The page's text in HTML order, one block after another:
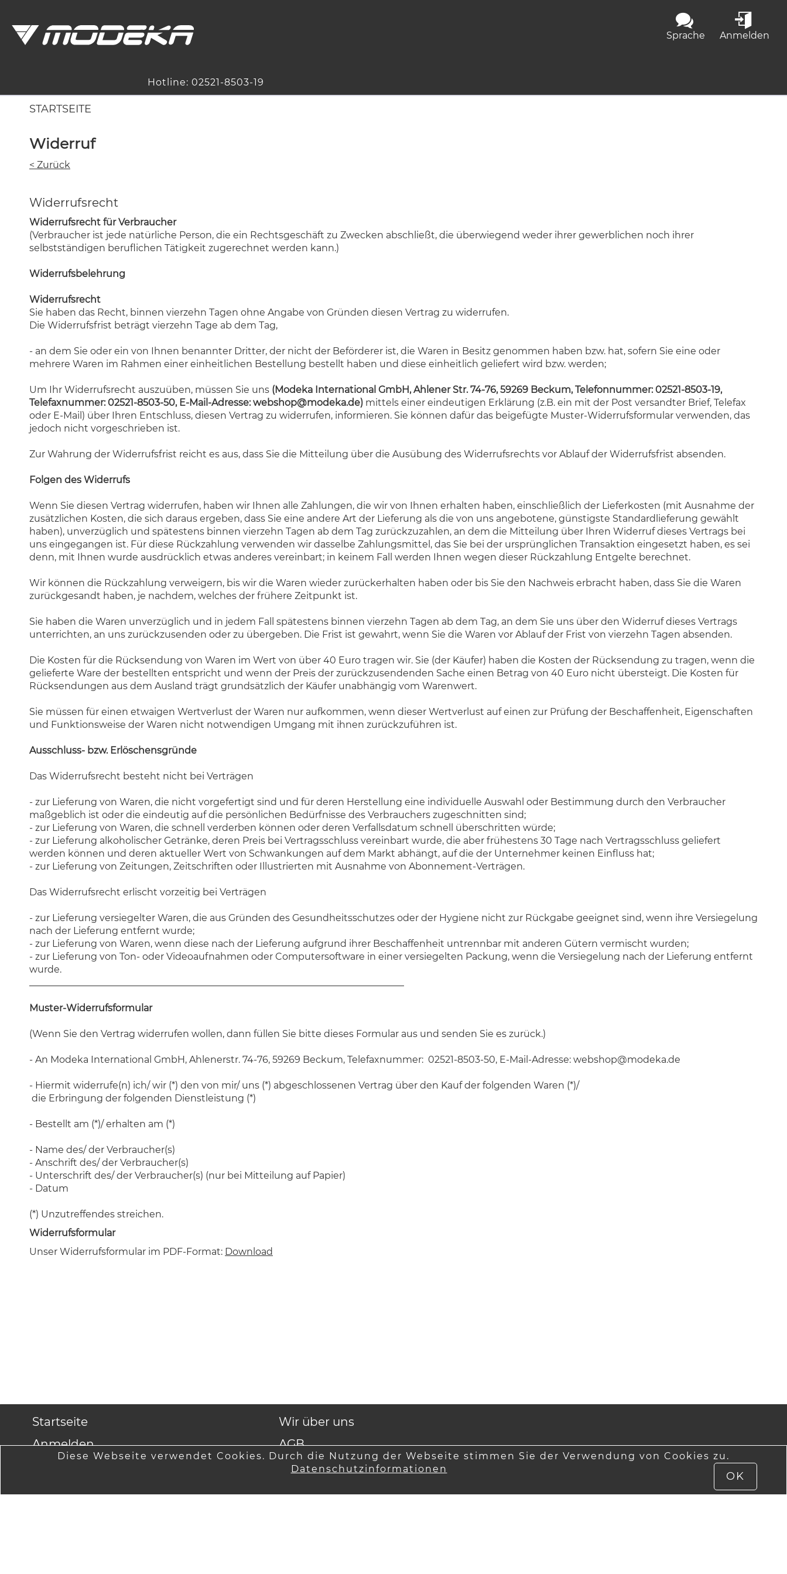
Diese Webseite verwendet Cookies. Durch die Nutzung der Webseite stimmen Sie der Verwendung von Cookies zu.
Datenschutzinformationen
OK
Sprache Anmelden
Hotline: 02521-8503-19
STARTSEITE
Widerruf
< Zurück
Widerrufsrecht
Widerrufsrecht für Verbraucher
(Verbraucher ist jede natürliche Person, die ein Rechtsgeschäft zu Zwecken abschließt, die überwiegend weder ihrer gewerblichen noch ihrer
selbstständigen beruflichen Tätigkeit zugerechnet werden kann.)
Widerrufsbelehrung
Widerrufsrecht
Sie haben das Recht, binnen vierzehn Tagen ohne Angabe von Gründen diesen Vertrag zu widerrufen.
Die Widerrufsfrist beträgt vierzehn Tage ab dem Tag,
- an dem Sie oder ein von Ihnen benannter Dritter, der nicht der Beförderer ist, die Waren in Besitz genommen haben bzw. hat, sofern Sie eine oder
mehrere Waren im Rahmen einer einheitlichen Bestellung bestellt haben und diese einheitlich geliefert wird bzw. werden;
Um Ihr Widerrufsrecht auszuüben, müssen Sie uns (Modeka International GmbH, Ahlener Str. 74-76, 59269 Beckum, Telefonnummer: 02521-8503-19,
Telefaxnummer: 02521-8503-50, E-Mail-Adresse:webshop@modeka.de) mittels einer eindeutigen Erklärung (z.B. ein mit der Post versandter Brief, Telefax
oder E-Mail) über Ihren Entschluss, diesen Vertrag zu widerrufen, informieren. Sie können dafür das beigefügte Muster-Widerrufsformular verwenden, das
jedoch nicht vorgeschrieben ist.
Zur Wahrung der Widerrufsfrist reicht es aus, dass Sie die Mitteilung über die Ausübung des Widerrufsrechts vor Ablauf der Widerrufsfrist absenden.
Folgen des Widerrufs
Wenn Sie diesen Vertrag widerrufen, haben wir Ihnen alle Zahlungen, die wir von Ihnen erhalten haben, einschließlich der Lieferkosten (mit Ausnahme der
zusätzlichen Kosten, die sich daraus ergeben, dass Sie eine andere Art der Lieferung als die von uns angebotene, günstigste Standardlieferung gewählt
haben), unverzüglich und spätestens binnen vierzehn Tagen ab dem Tag zurückzuzahlen, an dem die Mitteilung über Ihren Widerruf dieses Vertrags bei
uns eingegangen ist. Für diese Rückzahlung verwenden wir dasselbe Zahlungsmittel, das Sie bei der ursprünglichen Transaktion eingesetzt haben, es sei
denn, mit Ihnen wurde ausdrücklich etwas anderes vereinbart; in keinem Fall werden Ihnen wegen dieser Rückzahlung Entgelte berechnet.
Wir können die Rückzahlung verweigern, bis wir die Waren wieder zurückerhalten haben oder bis Sie den Nachweis erbracht haben, dass Sie die Waren
zurückgesandt haben, je nachdem, welches der frühere Zeitpunkt ist.
Sie haben die Waren unverzüglich und in jedem Fall spätestens binnen vierzehn Tagen ab dem Tag, an dem Sie uns über den Widerruf dieses Vertrags
unterrichten, an uns zurückzusenden oder zu übergeben. Die Frist ist gewahrt, wenn Sie die Waren vor Ablauf der Frist von vierzehn Tagen absenden.
Die Kosten für die Rücksendung von Waren im Wert von über 40 Euro tragen wir. Sie (der Käufer) haben die Kosten der Rücksendung zu tragen, wenn die
gelieferte Ware der bestellten entspricht und wenn der Preis der zurückzusendenden Sache einen Betrag von 40 Euro nicht übersteigt. Die Kosten für
Rücksendungen aus dem Ausland trägt grundsätzlich der Käufer unabhängig vom Warenwert.
Sie müssen für einen etwaigen Wertverlust der Waren nur aufkommen, wenn dieser Wertverlust auf einen zur Prüfung der Beschaffenheit, Eigenschaften
und Funktionsweise der Waren nicht notwendigen Umgang mit ihnen zurückzuführen ist.
Ausschluss- bzw. Erlöschensgründe
Das Widerrufsrecht besteht nicht bei Verträgen
- zur Lieferung von Waren, die nicht vorgefertigt sind und für deren Herstellung eine individuelle Auswahl oder Bestimmung durch den Verbraucher
maßgeblich ist oder die eindeutig auf die persönlichen Bedürfnisse des Verbrauchers zugeschnitten sind;
- zur Lieferung von Waren, die schnell verderben können oder deren Verfallsdatum schnell überschritten würde;
- zur Lieferung alkoholischer Getränke, deren Preis bei Vertragsschluss vereinbart wurde, die aber frühestens 30 Tage nach Vertragsschluss geliefert
werden können und deren aktueller Wert von Schwankungen auf dem Markt abhängt, auf die der Unternehmer keinen Einfluss hat;
- zur Lieferung von Zeitungen, Zeitschriften oder Illustrierten mit Ausnahme von Abonnement-Verträgen.
Das Widerrufsrecht erlischt vorzeitig bei Verträgen
- zur Lieferung versiegelter Waren, die aus Gründen des Gesundheitsschutzes oder der Hygiene nicht zur Rückgabe geeignet sind, wenn ihre Versiegelung
nach der Lieferung entfernt wurde;
- zur Lieferung von Waren, wenn diese nach der Lieferung aufgrund ihrer Beschaffenheit untrennbar mit anderen Gütern vermischt wurden;
- zur Lieferung von Ton- oder Videoaufnahmen oder Computersoftware in einer versiegelten Packung, wenn die Versiegelung nach der Lieferung entfernt
wurde.
Muster-Widerrufsformular
(Wenn Sie den Vertrag widerrufen wollen, dann füllen Sie bitte dieses Formular aus und senden Sie es zurück.)
- An Modeka International GmbH, Ahlenerstr. 74-76, 59269 Beckum, Telefaxnummer: 02521-8503-50, E-Mail-Adresse: webshop@modeka.de
- Hiermit widerrufe(n) ich/ wir (*) den von mir/ uns (*) abgeschlossenen Vertrag über den Kauf der folgenden Waren (*)/
die Erbringung der folgenden Dienstleistung (*)
- Bestellt am (*)/ erhalten am (*)
- Name des/ der Verbraucher(s)
- Anschrift des/ der Verbraucher(s)
- Unterschrift des/ der Verbraucher(s) (nur bei Mitteilung auf Papier)
- Datum
(*) Unzutreffendes streichen.
Widerrufsformular
Unser Widerrufsformular im PDF-Format: Download
Startseite
Anmelden
Wir über uns
AGB
Kontakt